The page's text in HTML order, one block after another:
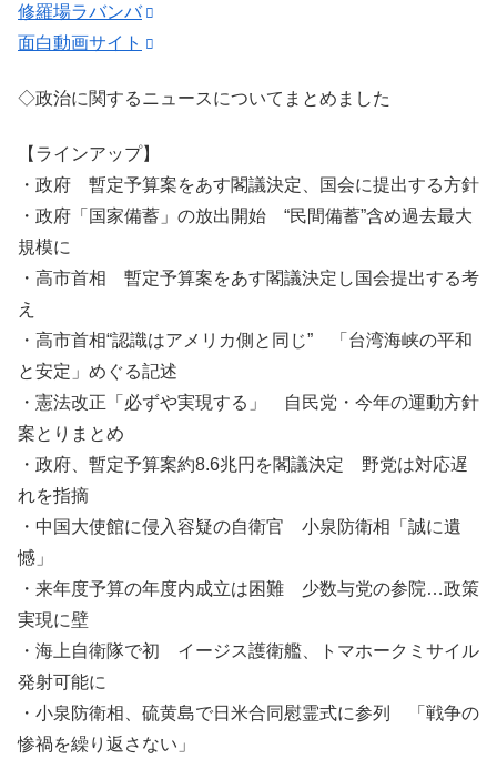
修羅場ラバンバ
面白動画サイト
◇政治に関するニュースについてまとめました
【ラインアップ】
・政府 暫定予算案をあす閣議決定、国会に提出する方針
・政府「国家備蓄」の放出開始 “民間備蓄”含め過去最大
規模に
・高市首相 暫定予算案をあす閣議決定し国会提出する考
え
・高市首相“認識はアメリカ側と同じ” 「台湾海峡の平和
と安定」めぐる記述
・憲法改正「必ずや実現する」 自民党・今年の運動方針
案とりまとめ
・政府、暫定予算案約8.6兆円を閣議決定 野党は対応遅
れを指摘
・中国大使館に侵入容疑の自衛官 小泉防衛相「誠に遺
憾」
・来年度予算の年度内成立は困難 少数与党の参院…政策
実現に壁
・海上自衛隊で初 イージス護衛艦、トマホークミサイル
発射可能に
・小泉防衛相、硫黄島で日米合同慰霊式に参列 「戦争の
惨禍を繰り返さない」